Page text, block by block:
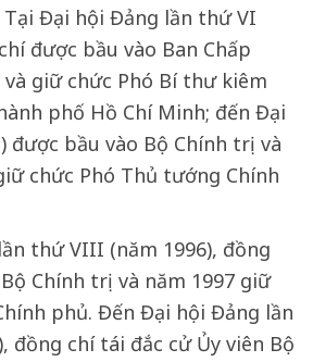
Tại Đại hội Đảng lần thứ VI
được bầu vào Ban Chấp
giữ chức Phó Bí thư kiêm
phố Hồ Chí Minh; đến Đại
được bầu vào Bộ Chính trị và
chức Phó Thủ tướng Chính
thứ VIII (năm 1996), đồng
Chính trị và năm 1997 giữ
phủ. Đến Đại hội Đảng lần
đồng chí tái đắc cử Ủy viên Bộ